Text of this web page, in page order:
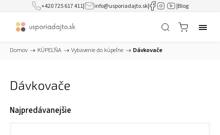
+420 725 617 411| info@usporiadajto.sk| |Blog
Domov / KÚPEĽŇA / Vybavenie do kúpeľne / Dávkovače
Dávkovače
Najpredávanejšie